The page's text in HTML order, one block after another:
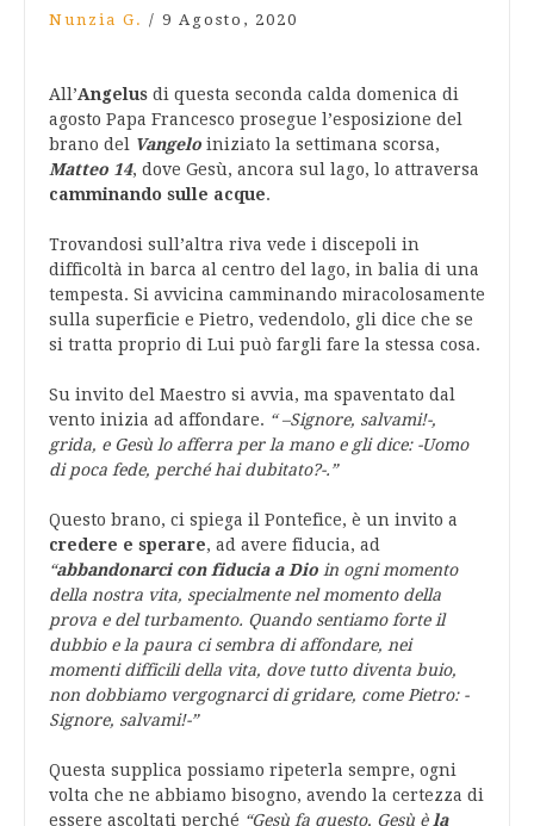
Nunzia G. / 9 Agosto, 2020
All’Angelus di questa seconda calda domenica di
agosto Papa Francesco prosegue l’esposizione del
brano del Vangelo iniziato la settimana scorsa,
Matteo 14, dove Gesù, ancora sul lago, lo attraversa
camminando sulle acque.
Trovandosi sull’altra riva vede i discepoli in
difficoltà in barca al centro del lago, in balia di una
tempesta. Si avvicina camminando miracolosamente
sulla superficie e Pietro, vedendolo, gli dice che se
si tratta proprio di Lui può fargli fare la stessa cosa.
Su invito del Maestro si avvia, ma spaventato dal
vento inizia ad affondare. “ –Signore, salvami!-,
grida, e Gesù lo afferra per la mano e gli dice: -Uomo
di poca fede, perché hai dubitato?-.”
Questo brano, ci spiega il Pontefice, è un invito a
credere e sperare, ad avere fiducia, ad
“abbandonarci con fiducia a Dio in ogni momento
della nostra vita, specialmente nel momento della
prova e del turbamento. Quando sentiamo forte il
dubbio e la paura ci sembra di affondare, nei
momenti difficili della vita, dove tutto diventa buio,
non dobbiamo vergognarci di gridare, come Pietro: -
Signore, salvami!-”
Questa supplica possiamo ripeterla sempre, ogni
volta che ne abbiamo bisogno, avendo la certezza di
essere ascoltati perché “Gesù fa questo, Gesù èla